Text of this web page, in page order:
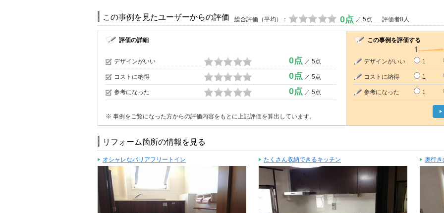
この事例を見たユーザーからの評価 総合評価（平均）： 0点 ／ 5点 評価者0人
評価の詳細
デザインがいい 0点 ／ 5点
コストに納得 0点 ／ 5点
参考になった 0点 ／ 5点
※ 事例をご覧になった方からの評価内容をもとに上記評価を算出しています。
この事例を評価する
デザインがいい 1
コストに納得 1
参考になった 1
リフォーム箇所の情報を見る
オシャレなバリアフリートイレ たくさん収納できるキッチン 奥行き